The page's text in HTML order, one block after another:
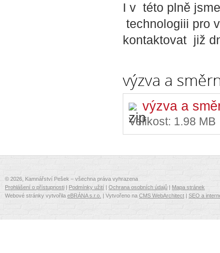
I v této plně
technologiii pro
kontaktovat již
výzva a
výzva a
Velikost: 1.98 MB
© 2026, Kamnářství Pešek – všechna práva vyhrazena
Prohlášení o přístupnosti | Podmínky užití | Ochrana osobních údajů | Mapa stránek
Webové stránky vytvořila eBRÁNA s.r.o. | Vytvořeno na CMS WebArchitect | SEO a